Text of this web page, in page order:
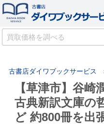
古書店ダイワブックサービス
【草津市】谷崎
古典新訳文庫の
ど 約800冊を出